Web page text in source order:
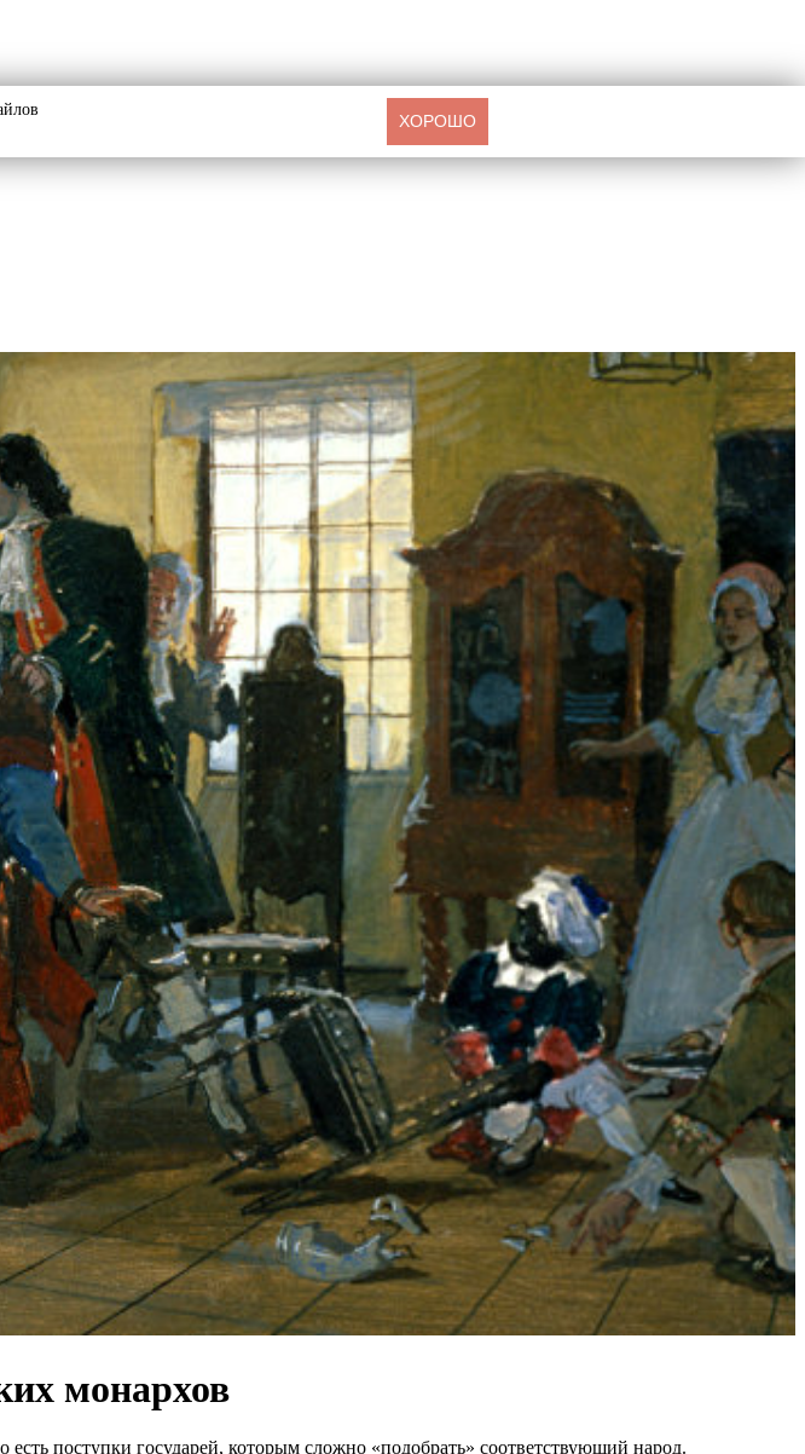
монархов
поступки государей, которым сложно «подобрать» соответствующий народ.
ХОРОШО